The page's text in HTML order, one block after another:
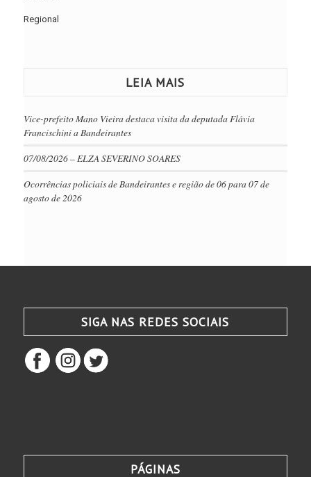
Regional
LEIA MAIS
Vice-prefeito Mano Vieira destaca visita da deputada Flávia
Francischini a Bandeirantes
07/08/2026 – ELZA SEVERINO SOARES
Ocorrências policiais de Bandeirantes e região de 06 para 07 de
agosto de 2026
SIGA NAS REDES SOCIAIS
PÁGINAS